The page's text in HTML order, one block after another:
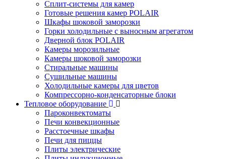
Сплит-системы для камер
Готовые решения камер POLAIR
Шкафы шоковой заморозки
Горки холодильные с выносным агрегатом
Дверной блок POLAIR
Камеры морозильные
Камеры шоковой заморозки
Стиральные машины
Сушильные машины
Холодильные камеры для цветов
Компрессорно-конденсаторные блоки
Тепловое оборудование
Пароконвектоматы
Печи конвекционные
Расстоечные шкафы
Печи для пиццы
Плиты электрические